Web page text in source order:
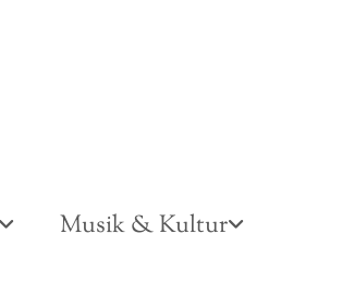
Musik & Kultur